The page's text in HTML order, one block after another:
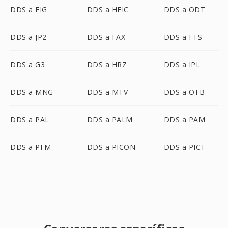
DDS a FIG DDS a HEIC DDS a ODT
DDS a JP2 DDS a FAX DDS a FTS
DDS a G3 DDS a HRZ DDS a IPL
DDS a MNG DDS a MTV DDS a OTB
DDS a PAL DDS a PALM DDS a PAM
DDS a PFM DDS a PICON DDS a PICT